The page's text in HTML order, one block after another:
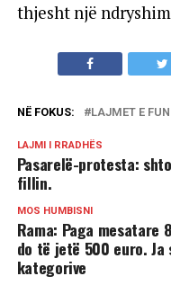
thjesht një
NË FOKUS: LAJMET E
LAJMI I RRADHËS
Pasarelë-protesta:
fillin.
MOS HUMBISNI
Rama: Paga mesatare
do të jetë 500 euro.
kategorive